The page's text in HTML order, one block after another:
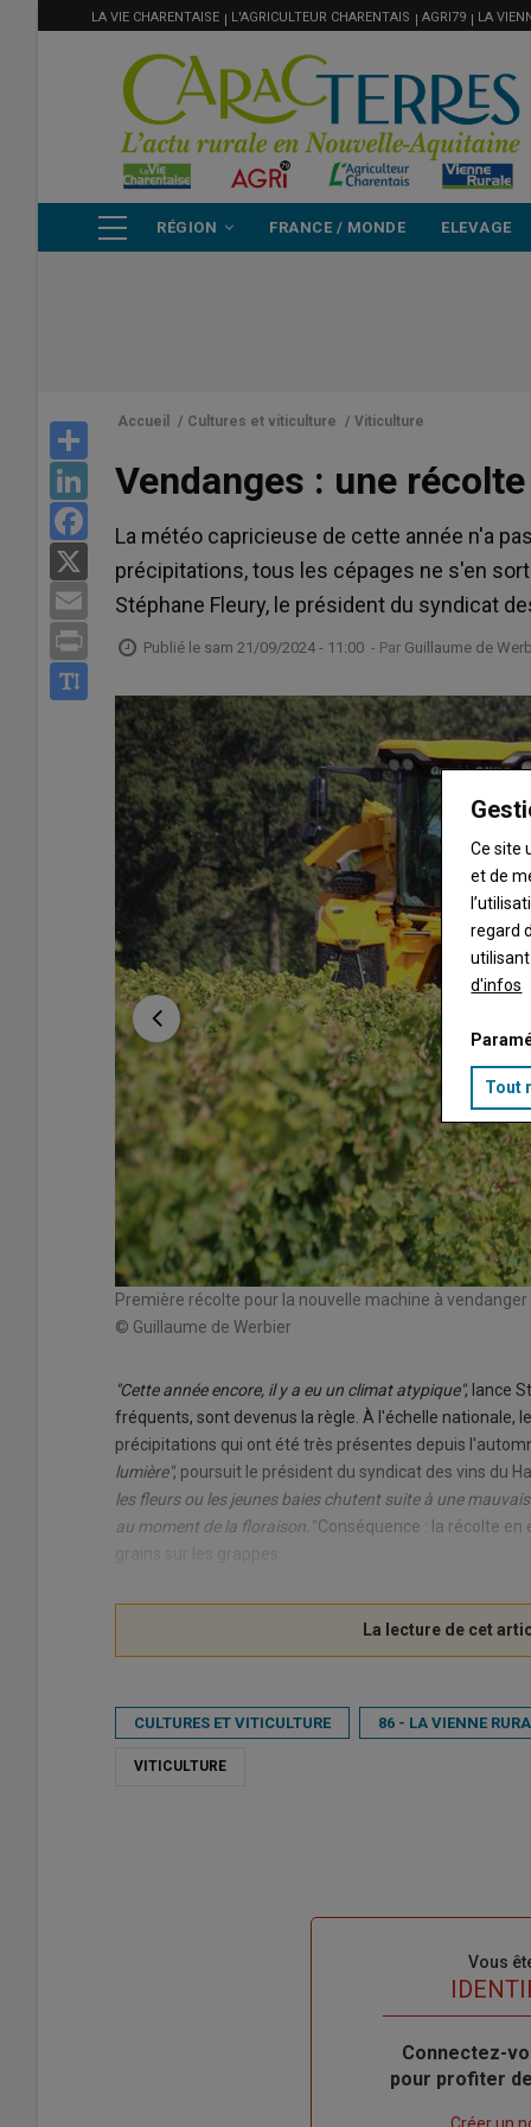
MENU
FILIÈRE
LA VIE CHARENTAISE L'AGRICULTEUR CHARENTAIS AGRI79 LA
PRINCIPALE
RÉGION FRANCE / MONDE ELEVAGE
LinkedIn
Email
Print
Accueil / Cultures et viticulture / Viticulture
Vendanges : une
La météo capricieuse de cette année n'a
précipitations, tous les cépages ne s'en
Stéphane Fleury, le président du syndicat
Publié le sam 21/09/2024 - 11:00 - Par Guillaume de
Première récolte pour la nouvelle machine à
© Guillaume de Werbier
"Cette année encore, il y a eu un climat atypique", lance
fréquents, sont devenus la règle. À l'échelle nationale,
précipitations qui ont été très présentes depuis
lumière", poursuit le président du syndicat des vins du
les fleurs ou les jeunes baies chutent suite à une
au moment de la floraison."Conséquence : la récolte
CULTURES ET VITICULTURE 86 - LA VIENNE
VITICULTURE
Vous
Body
Connectez-
pour profiter
Ce site
et de
regard
utilisant
d'infos
Tout